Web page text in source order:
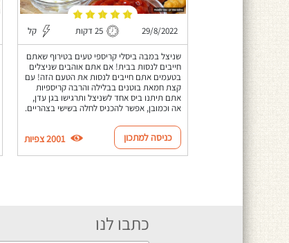
29/8/2022 25 דקות קל
שניצל במבה ביסלי קריספי טעים בטירוף שאתם
חייבים לנסות בבית! אם אתם אוהבים שניצלים
בטעמים אתם חייבים לנסות את הטעם הזה! עם
קצת חמאת בוטנים בבלילה והרבה קריספיות
אתם תיתנו ביס אחד לשניצל ותרגישו בגן עדן,
אה וכמובן, אפשר להכניס לחלה בשישי בצהריים.
כניסה למתכון 2001 צפיות
כתבו לנו